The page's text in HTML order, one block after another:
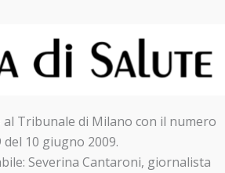
Tribunale di Milano con il numero
del 10 giugno 2009.
Severina Cantaroni, giornalista